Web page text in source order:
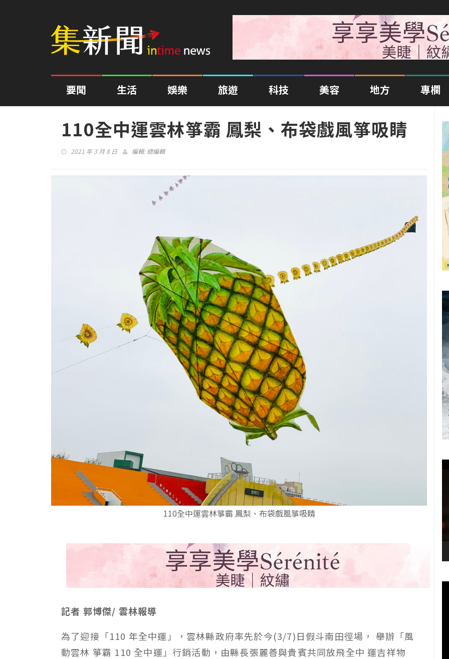
要聞 生活 娛樂 旅遊 科技 美容 地方 專欄
110全中運雲林箏霸 鳳梨、布袋戲風箏吸睛
2021 年 3 月 8 日 編輯:總編輯
110全中運雲林箏霸 鳳梨、布袋戲風箏吸睛
記者 郭博傑/ 雲林報導
為了迎接「110 年全中運」，雲林縣政府率先於今(3/7)日假斗南田徑場， 舉辦「風
動雲林 箏霸 110 全中運」行銷活動，由縣長張麗善與貴賓共同放飛全中 運吉祥物